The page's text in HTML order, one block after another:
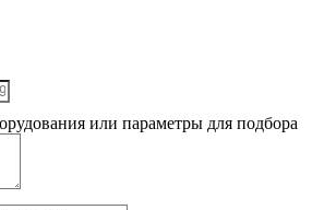
или параметры для подбора